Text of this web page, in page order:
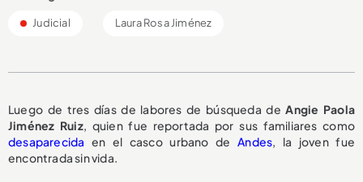
Judicial Laura Rosa Jiménez
Luego de tres días de labores de búsqueda deAngie Paola
Jiménez Ruiz, quien fue reportada por sus familiares como
desaparecida en el casco urbano deAndes, la joven fue
encontrada sin vida.